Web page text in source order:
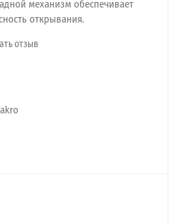
механизм обеспечивает
открывания.
отзыв